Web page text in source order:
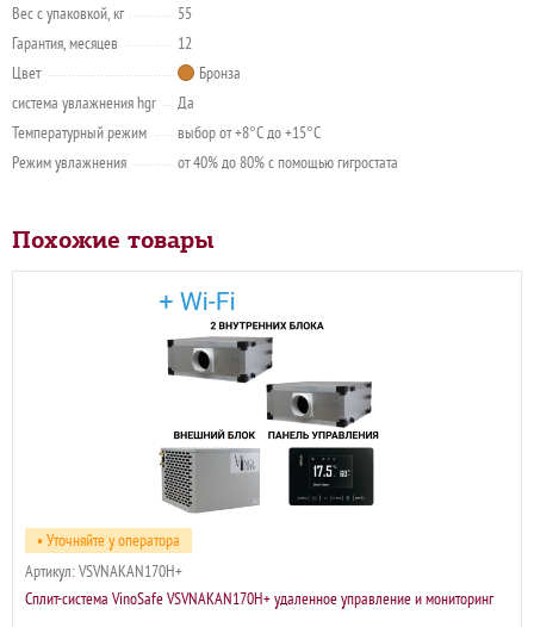
Вес с упаковкой, кг
55
Гарантия, месяцев
12
Цвет
Бронза
система увлажнения hgr
Да
Температурный режим
выбор от +8°C до +15°C
Режим увлажнения
от 40% до 80% с помощью гигростата
Похожие товары
• Уточняйте у оператора
Артикул: VSVNAKAN170H+
Сплит-система VinoSafe VSVNAKAN170H+ удаленное управление и мониторинг